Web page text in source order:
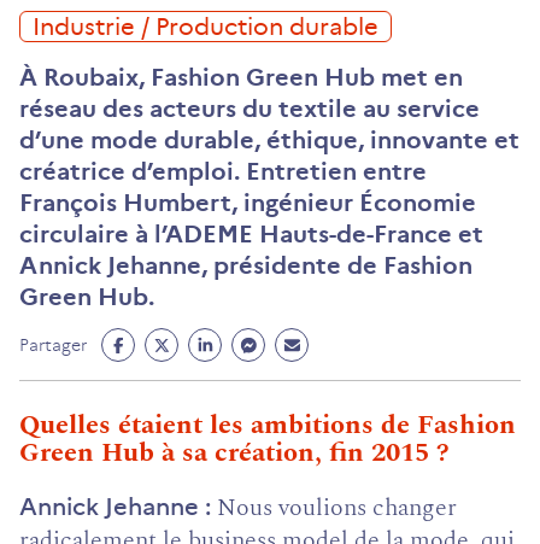
Industrie / Production durable
À Roubaix, Fashion Green Hub met en
réseau des acteurs du textile au service
d’une mode durable, éthique, innovante et
créatrice d’emploi. Entretien entre
François Humbert, ingénieur Économie
circulaire à l’ADEME Hauts-de-France et
Annick Jehanne, présidente de Fashion
Green Hub.
Partager
Partage
Facebook
un
nouvel
onglet)
Partage
Twitter
un
nouvel
onglet)
Partage
Linkedin
un
nouvel
onglet)
Partage
Messenger
un
nouvel
onglet)
Partage
Mail
un
nouvel
onglet)
Quelles étaient les ambitions de Fashion
Green Hub à sa création, fin 2015 ?
Annick Jehanne
Nous voulions changer